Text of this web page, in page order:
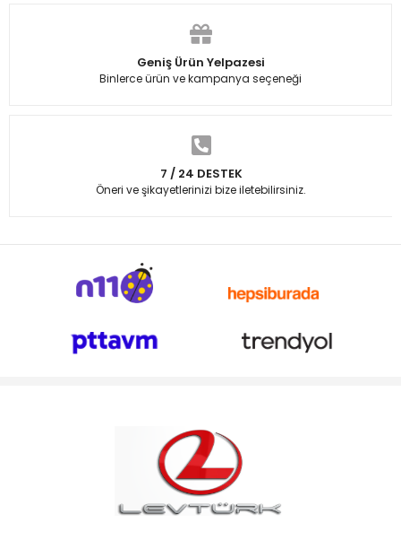
Geniş Ürün Yelpazesi
Binlerce ürün ve kampanya seçeneği
7 / 24 DESTEK
Öneri ve şikayetlerinizi bize iletebilirsiniz.